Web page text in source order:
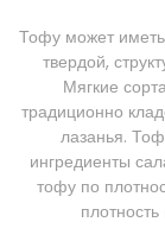
Тофу может иметь
твердой,
Мягкие
традиционно
лазанья.
ингредиенты
тофу по